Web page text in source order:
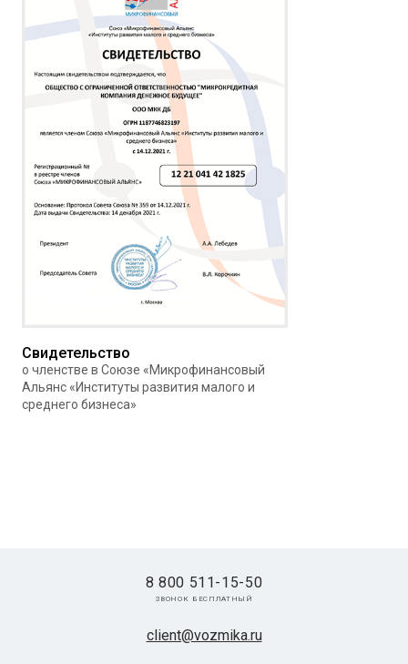
Свидетельство
о членстве в Союзе «Микрофинансовый
Альянс «Институты развития малого и
среднего бизнеса»
client@vozmika.ru
8 800 511-15-50
звонок бесплатный